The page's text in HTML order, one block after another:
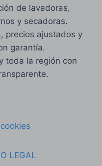
de lavadoras,
y secadoras.
precios ajustados y
garantía.
toda la región con
LEGAL